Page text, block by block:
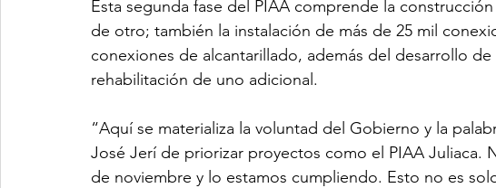
Esta segunda fase del PIAA comprende la
de otro; también la instalación de más de 25 mil
conexiones de alcantarillado, además del desarrollo
rehabilitación de uno adicional.
“Aquí se materializa la voluntad del Gobierno y la
José Jerí de priorizar proyectos como el PIAA Juliaca.
de noviembre y lo estamos cumpliendo. Esto no es